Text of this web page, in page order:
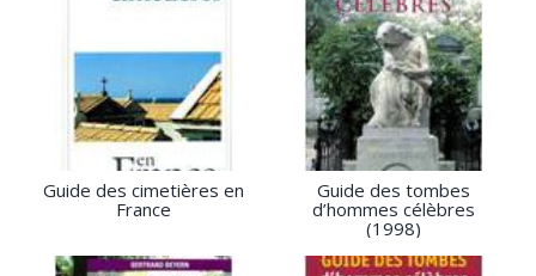
Guide des cimetières en
France
Guide des tombes
d’hommes célèbres
(1998)